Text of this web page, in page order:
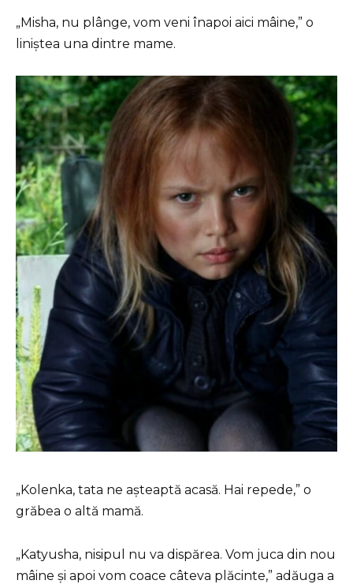
„Misha, nu plânge, vom veni înapoi aici mâine,” o
liniștea una dintre mame.
„Kolenka, tata ne așteaptă acasă. Hai repede,” o
grăbea o altă mamă.
„Katyusha, nisipul nu va dispărea. Vom juca din nou
mâine și apoi vom coace câteva plăcinte,” adăuga a